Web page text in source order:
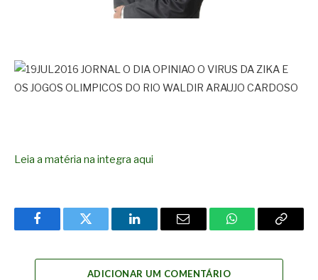
Leia a matéria na integra aqui
FacebookTwitter LinkedInEmail WhatsAppCopy
ADICIONAR UM COMENTÁRIO